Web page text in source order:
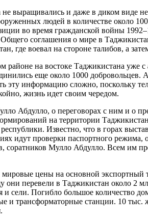
выращивались и даже в диком виде
людей в количестве около
во время гражданской войны
соглашения о мире в
где воевал на стороне талибов, а
на востоке Таджикистана уже
еще около 1000
эту информацию сложно, поскольку
жизнь идет своим чередом.
Абдулло, о переговорах с ним и о
на территории
Известно, что в горах
идут проверки паспортного режима,
соратников Мулло Абдулло. Всем им
цены на основной
перевели в Таджикистан около 2
сели. Погибло большое количество
и трансформаторные станции. 10